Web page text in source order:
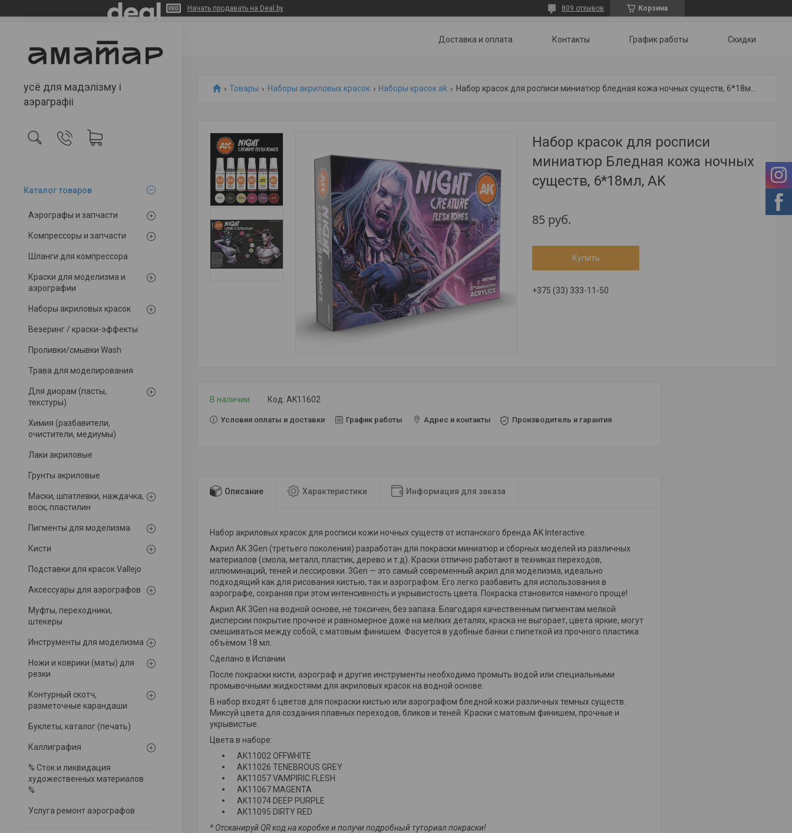
Начать продавать на Deal.by Корзина
809 отзывов
усё для мадэлізму і
аэраграфіі
Каталог товаров
Аэрографы и запчасти
Компрессоры и запчасти
Шланги для компрессора
Краски для моделизма и
аэрографии
Наборы акриловых красок
Везеринг / краски-эффекты
Проливки/смывки Wash
Трава для моделирования
Для диорам (пасты,
текстуры)
Химия (разбавители,
очистители, медиумы)
Лаки акриловые
Грунты акриловые
Маски, шпатлевки, наждачка,
воск, пластилин
Пигменты для моделизма
Кисти
Подставки для красок Vallejo
Аксессуары для аэрографов
Муфты, переходники,
штекеры
Инструменты для моделизма
Ножи и коврики (маты) для
резки
Контурный скотч,
разметочные карандаши
Буклеты, каталог (печать)
Каллиграфия
% Сток и ликвидация
художественных материалов
%
Услуга ремонт аэрографов
Доставка и оплата Контакты График работы Скидки
Товары Наборы акриловых красок Наборы красок ak
Набор красок для росписи
миниатюр Бледная кожа ночных
существ, 6*18мл, AK
85 руб.
Купить
+375 (33) 333-11-50
В наличии Код: AK11602
Условия оплаты и доставки График работы Адрес и контакты Производитель и гарантия
Описание Характеристики Информация для заказа
Набор акриловых красок для росписи кожи ночных существ от испанского бренда AK Interactive.
Акрил AK 3Gen (третьего поколения) разработан для покраски миниатюр и сборных моделей из различных
материалов (смола, металл, пластик, дерево и т.д). Краски отлично работают в техниках переходов,
иллюминаций, теней и лессировки. 3Gen — это самый современный акрил для моделизма, идеально
подходящий как для рисования кистью, так и аэрографом. Его легко разбавить для использования в
аэрографе, сохраняя при этом интенсивность и укрывистость цвета. Покраска становится намного проще!
Акрил AK 3Gen на водной основе, не токсичен, без запаха. Благодаря качественным пигментам мелкой
дисперсии покрытие прочное и равномерное даже на мелких деталях, краска не выгорает, цвета яркие, могут
смешиваться между собой, с матовым финишем. Фасуется в удобные банки с пипеткой из прочного пластика
объёмом 18 мл.
Сделано в Испании.
После покраски кисти, аэрограф и другие инструменты необходимо промыть водой или специальными
промывочными жидкостями для акриловых красок на водной основе.
В набор входят 6 цветов для покраски кистью или аэрографом бледной кожи различных темных существ.
Миксуй цвета для создания плавных переходов, бликов и теней. Краски с матовым финишем, прочные и
укрывистые.
Цвета в наборе:
AK11002 OFFWHITE
AK11026 TENEBROUS GREY
AK11057 VAMPIRIC FLESH
AK11067 MAGENTA
AK11074 DEEP PURPLE
AK11095 DIRTY RED
* Отсканируй QR код на коробке и получи подробный туториал покраски!